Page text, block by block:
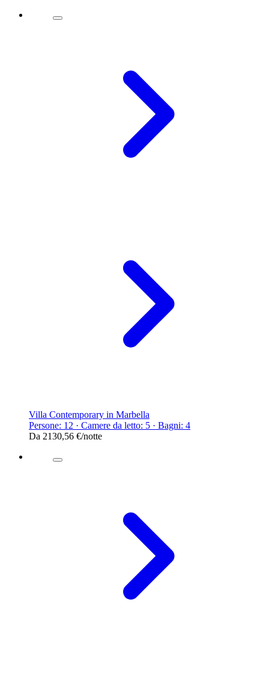
Villa Contemporary in Marbella
Persone: 12 · Camere da letto: 5 · Bagni: 4
Da 2130,56 €/notte